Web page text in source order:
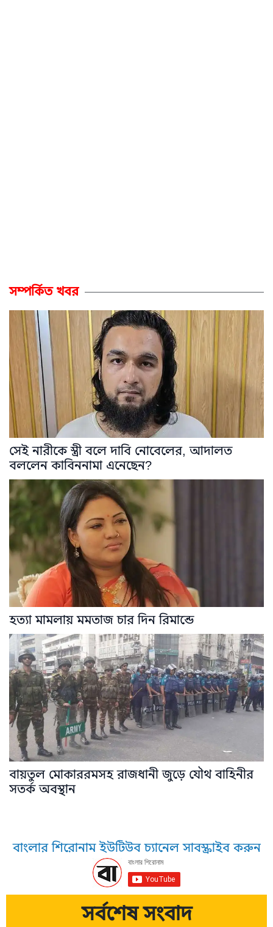
সম্পর্কিত খবর
সেই নারীকে স্ত্রী বলে দাবি নোবেলের, আদালত
বললেন কাবিননামা এনেছেন?
হত্যা মামলায় মমতাজ চার দিন রিমান্ডে
বায়তুল মোকাররমসহ রাজধানী জুড়ে যৌথ বাহিনীর
সতর্ক অবস্থান
বাংলার শিরোনাম ইউটিউব চ্যানেল সাবস্ক্রাইব করুন
সর্বশেষ সংবাদ